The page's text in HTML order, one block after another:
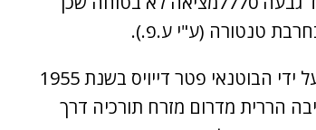
טנטורה (ע"י ע.פ.).
גרניון הלבנון הוא מין שתואר על ידי הבוטנאי פטר דייויס בשנת 1955
הררית מדרום מזרח תורכיה דרך